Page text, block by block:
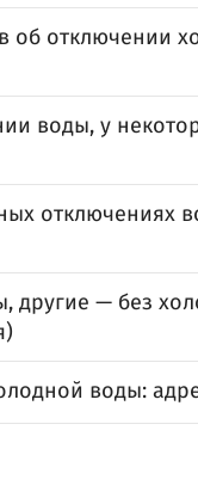
об отключении
воды, у
отключениях
другие — без
воды: